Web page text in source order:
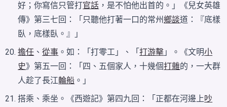
好；你寫信只管打官話 ，是不怕他出首的。」《兒女英雄
傳》第三七回：「只聽他打著一口的常州鄉談道：『底樣
臥，底樣臥。』」
擔任 、從事 。如：「打零工」、「打游擊 」。《文明小
史》第五一回：「四、五個家人，十幾個打雜的，一大群
人趁了長江輪船 。」
搭乘、乘坐。《西遊記》第四九回：「正都在河邊上吵